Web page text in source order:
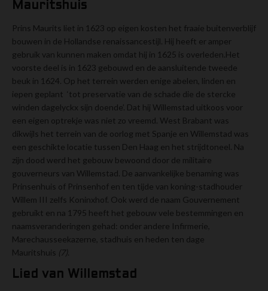
Mauritshuis
Prins Maurits liet in 1623 op eigen kosten het fraaie buitenverblijf
bouwen in de Hollandse renaissancestijl. Hij heeft er amper
gebruik van kunnen maken omdat hij in 1625 is overleden.Het
voorste deel is in 1623 gebouwd en de aansluitende tweede
beuk in 1624. Op het terrein werden enige abelen, linden en
iepen geplant ‘tot preservatie van de schade die de stercke
winden dagelyckx sijn doende’. Dat hij Willemstad uitkoos voor
een eigen optrekje was niet zo vreemd. West Brabant was
dikwijls het terrein van de oorlog met Spanje en Willemstad was
een geschikte locatie tussen Den Haag en het strijdtoneel. Na
zijn dood werd het gebouw bewoond door de militaire
gouverneurs van Willemstad. De aanvankelijke benaming was
Prinsenhuis of Prinsenhof en ten tijde van koning-stadhouder
Willem III zelfs Koninxhof. Ook werd de naam Gouvernement
gebruikt en na 1795 heeft het gebouw vele bestemmingen en
naamsveranderingen gehad: onder andere Infirmerie,
Marechausseekazerne, stadhuis en heden ten dage
Mauritshuis (7)
Lied van Willemstad